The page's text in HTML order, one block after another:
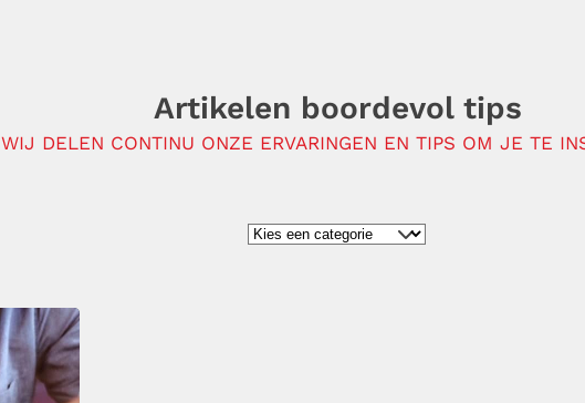
Artikelen boordevol tips
WIJ DELEN CONTINU ONZE ERVARINGEN EN TIPS OM JE TE